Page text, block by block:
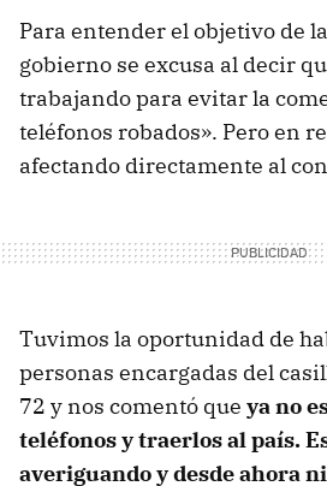
Para entender el objetivo de
gobierno se excusa al decir
trabajando para evitar la
teléfonos robados». Pero en
afectando directamente al
Tuvimos la oportunidad de
personas encargadas del
72 y nos comentó que ya no
teléfonos y traerlos al país.
averiguando y desde ahora